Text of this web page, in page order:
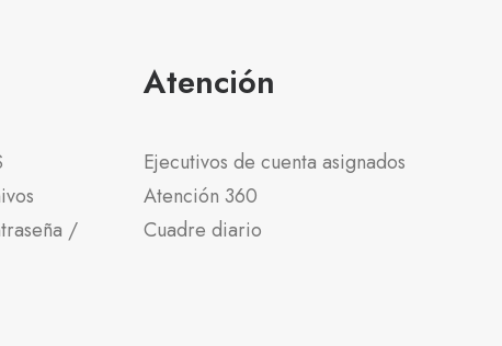
/
Atención
Ejecutivos de cuenta asignados
Atención 360
Cuadre diario